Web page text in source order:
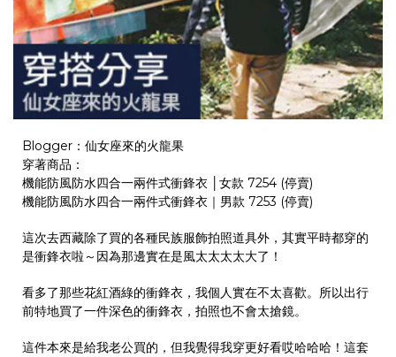
Blogger：仙女座來的火龍果
穿著商品：
機能防風防水四合一兩件式衝鋒衣 │女款 7254 (停賣)
機能防風防水四合一兩件式衝鋒衣｜男款 7253 (停賣)
這次去西藏除了買的各種民族服飾拍照道具外，其實平時都穿的
是衝鋒衣啦～因為那邊實在是風太太太太大了！
看多了那些花紅酒綠的衝鋒衣，我個人實在不太喜歡。所以出行
前特地買了一件深色的衝鋒衣，拍照也不會太搶鏡。
這件本來是給我老公買的，但我覺得我穿更好看哎哈哈哈！這套